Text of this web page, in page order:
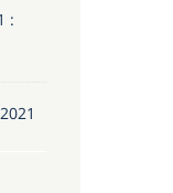
: